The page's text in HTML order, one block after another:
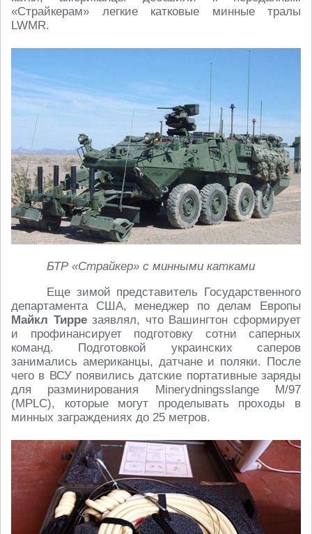
«Страйкерам» легкие катковые минные тралы
LWMR.
БТР «Страйкер» с минными катками
Еще зимой представитель Государственного
департамента США, менеджер по делам Европы
Майкл Тиррезаявлял, что Вашингтон сформирует
и профинансирует подготовку сотни саперных
команд. Подготовкой украинских саперов
занимались американцы, датчане и поляки. После
чего в ВСУ появились датские портативные заряды
для разминирования Minerydningsslange M/97
(MPLC), которые могут проделывать проходы в
минных заграждениях до 25 метров.